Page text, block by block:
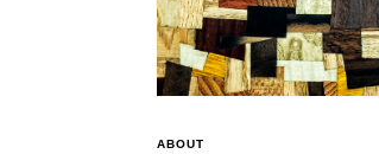
ABOUT